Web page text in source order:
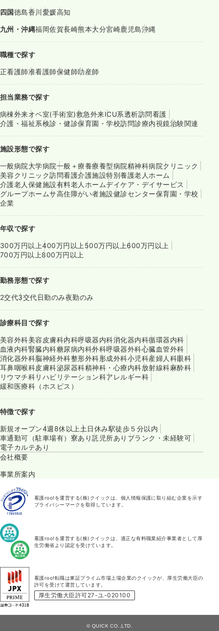
四国徳島香川愛媛高知
九州・沖縄福岡佐賀長崎熊本大分宮崎鹿児島沖縄
職種で探す
正看護師准看護師保健師助産師
担当業務で探す
病棟外来オペ室(手術室)救急外来ICU系透析訪問看護
介護・福祉系検診・健診保育園・学校訪問診療内視鏡治験関連
施設形態で探す
一般病院大学病院一般＋療養療養型病院精神科病院クリニック
美容クリニック訪問看護介護施設特別養護老人ホーム
介護老人保健施設有料老人ホームデイケア・デイサービス
グループホームサ高住障がい者施設健診センター保育園・学校
企業
年収で探す
300万円以上400万円以上 500万円以上600万円以上
700万円以上800万円以上
勤務形態で探す
2交代3交代日勤のみ夜勤のみ
診療科目で探す
美容外科美容皮膚科内科呼吸器内科消化器内科循環器内科
血液内科腎臓内科糖尿病内科外科呼吸器外科心臓血管外科
消化器外科脳神経外科整形外科形成外科小児科産婦人科眼科
耳鼻咽喉科皮膚科泌尿器科精神科・心療内科放射線科麻酔科
リウマチ科リハビリテーション科アレルギー科
緩和医療科（ホスピス）
特徴で探す
新規オープン4週8休以上 土日休み駅徒歩５分以内
車通勤可（駐車場有） 寮あり託児所あり ブランク・未経験可
電子カルテあり
会社概要
事業所案内
看護roo!を運営する(株)クイックは、個人情報保護に取り組む企業を示す
プライバシーマークを取得しています。
看護roo!を運営する(株)クイックは、適正な有料職業紹介事業者として厚
生労働省より認定を受けています。
看護roo!転職は東証プライム市場上場企業のクイックが、厚生労働大臣の
許可を受けて運営しています。
厚生労働大臣許可27-ユ-020100
© QUICK CO.,LTD.